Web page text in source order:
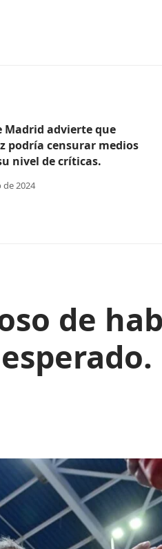
Madrid advierte que
podría censurar medios
nivel de críticas.
de 2024
de